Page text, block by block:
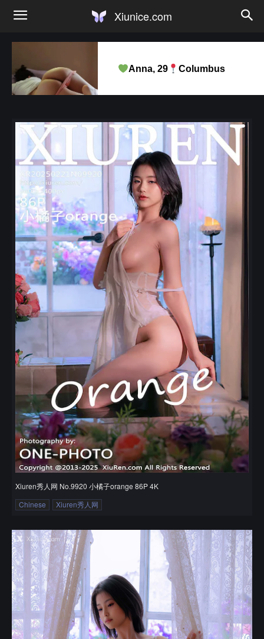
Xiunice.com
Anna, 29 Columbus
Xiuren秀人网 No.9920 小橘子orange 86P 4K
Chinese
Xiuren秀人网